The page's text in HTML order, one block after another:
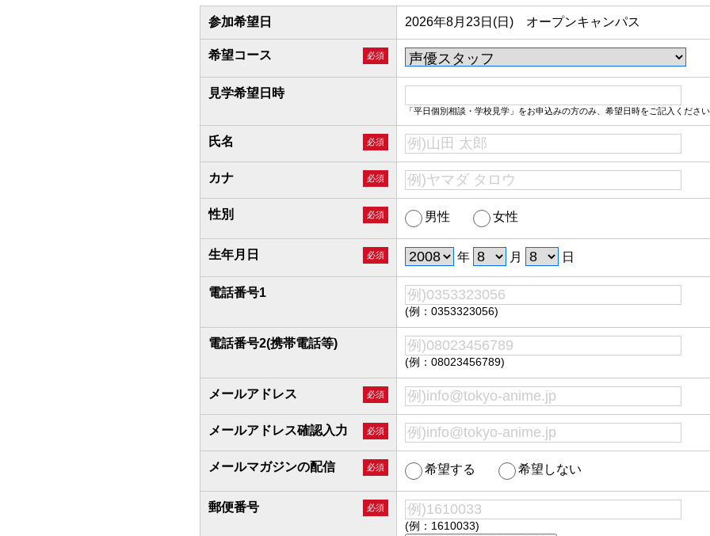
参加希望日 2026年8月23日(日) オープンキャンパス
希望コース 必須
見学希望日時
「平日個別相談・学校見学」をお申込みの方のみ、希望日時をご記入くださ
氏名 必須
カナ 必須
性別 必須 男性 女性
生年月日 必須 年 月 日
電話番号1
(例：0353323056)
電話番号2(携帯電話等)
(例：08023456789)
メールアドレス 必須
メールアドレス確認入力 必須
メールマガジンの配信 必須 希望する 希望しない
郵便番号 必須
(例：1610033)